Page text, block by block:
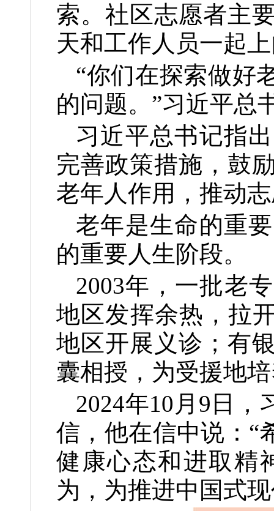
索。社区志愿者主
天和工作人员一起
“你们在探索做好
的问题。”习近平总
习近平总书记指
完善政策措施，鼓
老年人作用，推动
老年是生命的重
的重要人生阶段。
2003年，一批老
地区发挥余热，拉
地区开展义诊；有
囊相授，为受援地
2024年10月9日，
信，他在信中说：“
健康心态和进取精
为，为推进中国式